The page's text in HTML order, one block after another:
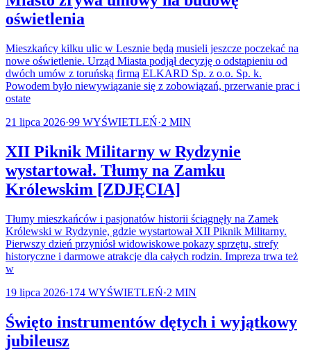
oświetlenia
Mieszkańcy kilku ulic w Lesznie będą musieli jeszcze poczekać na
nowe oświetlenie. Urząd Miasta podjął decyzję o odstąpieniu od
dwóch umów z toruńską firmą ELKARD Sp. z o.o. Sp. k.
Powodem było niewywiązanie się z zobowiązań, przerwanie prac i
ostate
21 lipca 2026·99 WYŚWIETLEŃ·2 MIN
XII Piknik Militarny w Rydzynie
wystartował. Tłumy na Zamku
Królewskim [ZDJĘCIA]
Tłumy mieszkańców i pasjonatów historii ściągnęły na Zamek
Królewski w Rydzynie, gdzie wystartował XII Piknik Militarny.
Pierwszy dzień przyniósł widowiskowe pokazy sprzętu, strefy
historyczne i darmowe atrakcje dla całych rodzin. Impreza trwa też
w
19 lipca 2026·174 WYŚWIETLEŃ·2 MIN
Święto instrumentów dętych i wyjątkowy
jubileusz